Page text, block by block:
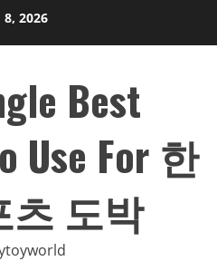
8, 2026
Best
Use For 한
츠 도박